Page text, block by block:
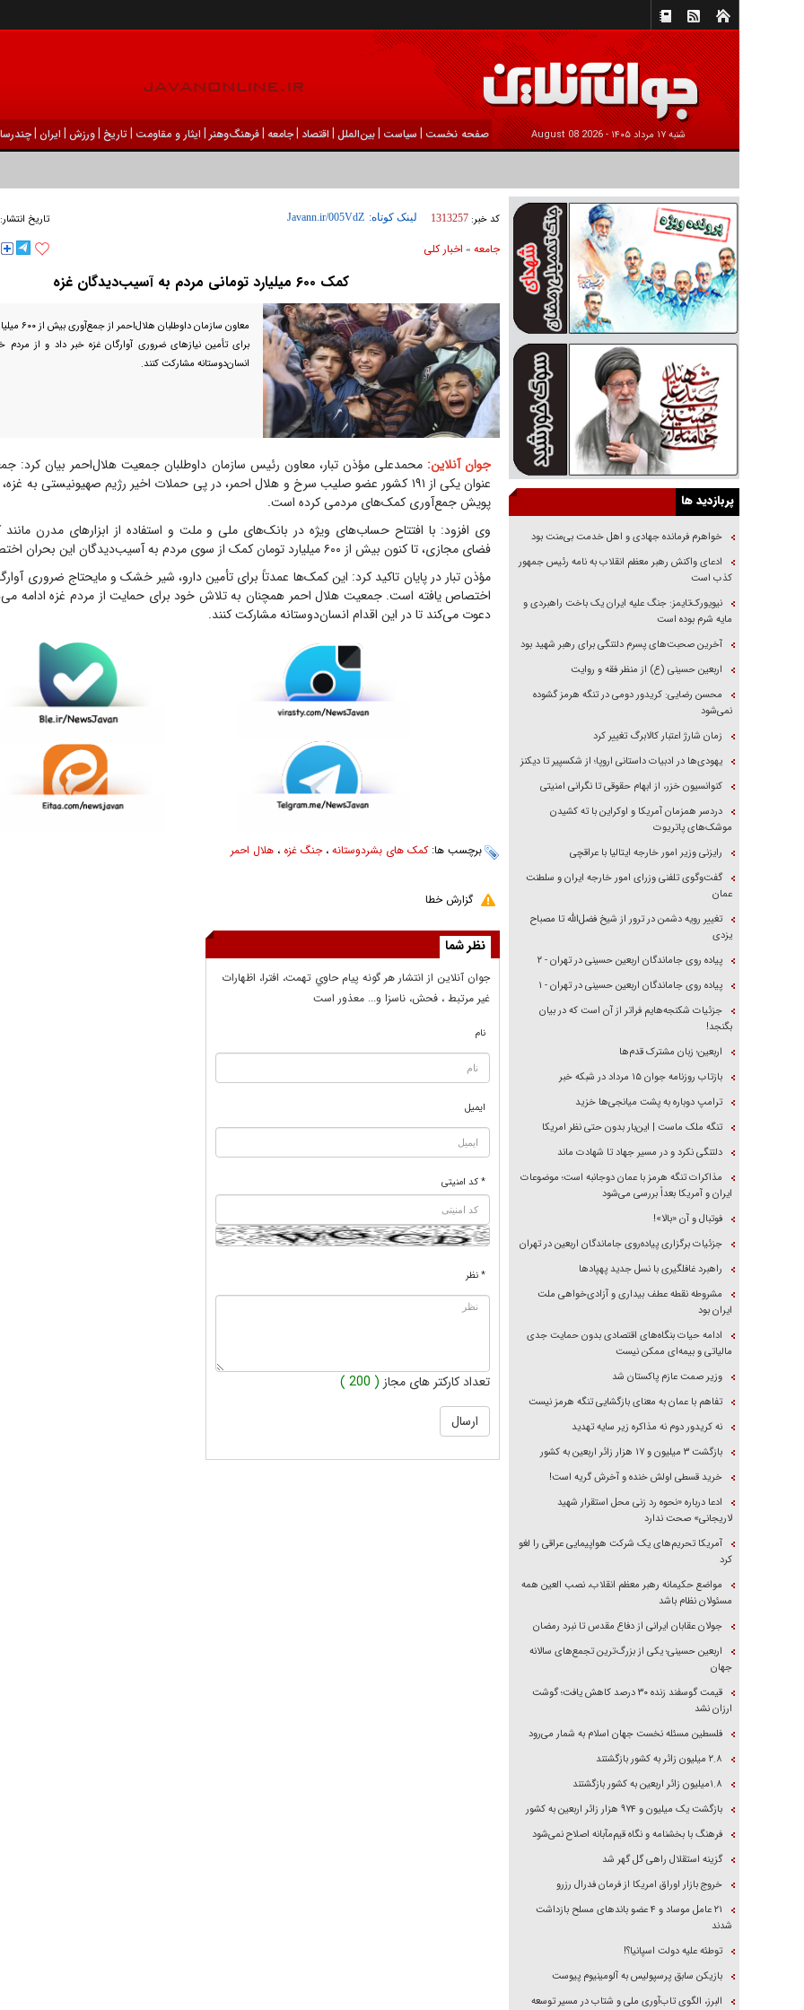
شنبه ۱۷ مرداد ۱۴۰۵ - 2026 August 08 صفحه نخست | سیاست |بين‌الملل | اقتصاد |جامعه |فرهنگ‌و‌هنر | ایثار و مقاومت |تاریخ |ورزش | ايران |
کد خبر: 1313257 لینک کوتاه: تاریخ
جامعه» اخبار كلی
کمک ۶۰۰ میلیارد تومانی مردم به آسیب‌دیدگان غزه
معاون
برای تأمین نیازهای ضروری آوارگان غزه خبر داد و از
انسان‌دوستانه مشارکت کنند.
جوان آنلاین: محمدعلی مؤذن تبار، معاون رئیس سازمان داوطلبان جمعیت هلال‌احمر بیان کرد:
عنوان یکی از ۱۹۱ کشور عضو صلیب سرخ و هلال احمر، در پی حملات اخیر رژیم صهیونیستی به
پویش جمع‌آوری کمک‌های مردمی کرده است.
وی افزود: با افتتاح حساب‌های ویژه در بانک‌های ملی و ملت و استفاده از ابزارهای مدرن
فضای مجازی، تا کنون بیش از ۶۰۰ میلیارد تومان کمک از سوی مردم به آسیب‌دیدگان این بحران اختصاص یافته است.
مؤذن تبار در پایان تاکید کرد: این کمک‌ها عمدتاً برای تأمین دارو، شیر خشک و مایحتاج ضروری
اختصاص یافته است. جمعیت هلال احمر همچنان به تلاش خود برای حمایت از مردم غزه ادامه
دعوت می‌کند تا در این اقدام انسان‌دوستانه مشارکت کنند.
برچسب ها:کمک های بشردوستانه،جنگ غزه ، هلال احمر
گزارش خطا
نظر شما
جوان آنلاين از انتشار هر گونه پيام حاوي تهمت، افترا، اظهارات
غير مرتبط ، فحش، ناسزا و... معذور است
نام
ایمیل
* کد امنیتی
* نظر
تعداد کارکتر های مجاز ( 200 )
پربازدید ها
خواهرم فرمانده جهادی و اهل خدمت بی‌منت بود
ادعای واکنش رهبر معظم انقلاب به نامه رئیس جمهور
کذب است
نیویورک‌تایمز: جنگ علیه ایران یک باخت راهبردی و
مایه شرم بوده است
آخرین صحبت‌های پسرم دلتنگی برای رهبر شهید بود
اربعین حسینی (ع) از منظر فقه و روایت
محسن رضایی: کریدور دومی در تنگه هرمز گشوده
نمی‌شود
زمان شارژ اعتبار کالابرگ تغییر کرد
یهودی‌ها در ادبیات داستانی اروپا؛ از شکسپیر تا دیکنز
کنوانسیون خزر، از ابهام حقوقی تا نگرانی امنیتی
دردسر همزمان آمریکا و اوکراین با ته کشیدن
موشک‌های پاتریوت
رایزنی وزیر امور خارجه ایتالیا با عراقچی
گفت‌وگوی تلفنی وزرای امور خارجه ایران و سلطنت
عمان
تغییر رویه دشمن در ترور از شیخ فضل‌الله تا مصباح
یزدی
پیاده روی جاماندگان اربعین حسینی در تهران - ۲
پیاده روی جاماندگان اربعین حسینی در تهران - ۱
جزئیات شکنجه‌هایم فراتر از آن است که در بیان
بگنجد!
اربعین؛ زبان مشترک قدم‌ها
بازتاب روزنامه جوان ۱۵ مرداد در شبکه خبر
ترامپ دوباره به پشت میانجی‌ها خزید
تنگه ملک ماست | این‌بار بدون حتی نظر امریکا
دلتنگی نکرد و در مسیر جهاد تا شهادت ماند
مذاکرات تنگه هرمز با عمان دوجانبه است؛ موضوعات
ایران و آمریکا بعداً بررسی می‌شود
فوتبال و آن «بالا»!
جزئیات برگزاری پیاده‌روی جاماندگان اربعین در تهران
راهبرد غافلگیری با نسل جدید پهپاد‌ها
مشروطه نقطه عطف بیداری و آزادی‌خواهی ملت
ایران بود
ادامه حیات بنگاه‌های اقتصادی بدون حمایت جدی
مالیاتی و بیمه‌ای ممکن نیست
وزیر صمت عازم پاکستان شد
تفاهم با عمان به معنای بازگشایی تنگه هرمز نیست
نه کریدور دوم نه مذاکره زیر سایه تهدید
بازگشت ۳ میلیون و ۱۷ هزار زائر اربعین به کشور
خرید قسطی اولش خنده و آخرش گریه است!
ادعا درباره «نحوه رد زنی محل استقرار شهید
لاریجانی» صحت ندارد
آمریکا تحریم‌های یک شرکت هواپیمایی عراقی را لغو
کرد
مواضع حکیمانه رهبر معظم انقلاب، نصب العین همه
مسئولان نظام باشد
جولان عقابان ایرانی از دفاع مقدس تا نبرد رمضان
اربعین حسینی؛ یکی از بزرگ‌ترین تجمع‌های سالانه
جهان
قیمت گوسفند زنده ۳۰ درصد کاهش یافت؛ گوشت
ارزان نشد
فلسطین مسئله نخست جهان اسلام به شمار می‌رود
۲.۸ میلیون زائر به کشور بازگشتند
۱.۸میلیون زائر اربعین به کشور بازگشتند
بازگشت یک میلیون و ۹۷۴ هزار زائر اربعین به کشور
فرهنگ با بخشنامه و نگاه قیم‌مآبانه اصلاح نمی‌شود
گزینه استقلال راهی گل گهر شد
خروج بازار اوراق امریکا از فرمان فدرال رزرو
۲۱ عامل موساد و ۴ عضو باند‌های مسلح بازداشت
شدند
توطئه علیه دولت اسپانیا؟!
بازیکن سابق پرسپولیس به آلومینیوم پیوست
البرز، الگوی تاب‌آوری ملی و شتاب در مسیر توسعه